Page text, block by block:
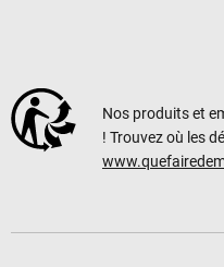
Nos produits et
! Trouvez où les